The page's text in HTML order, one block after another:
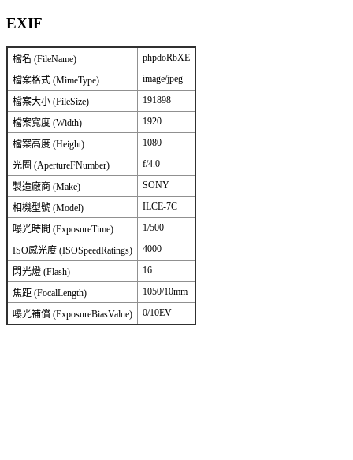
EXIF
檔名 (FileName) phpdoRbXE
檔案格式 (MimeType) image/jpeg
檔案大小 (FileSize) 191898
檔案寬度 (Width) 1920
檔案高度 (Height) 1080
光圈 (ApertureFNumber) f/4.0
製造廠商 (Make) SONY
相機型號 (Model) ILCE-7C
曝光時間 (ExposureTime) 1/500
ISO感光度 (ISOSpeedRatings) 4000
閃光燈 (Flash) 16
焦距 (FocalLength) 1050/10mm
曝光補償 (ExposureBiasValue) 0/10EV